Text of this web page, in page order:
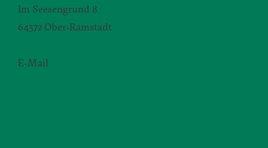
Im Seesengrund 8
64372 Ober-Ramstadt
E-Mail